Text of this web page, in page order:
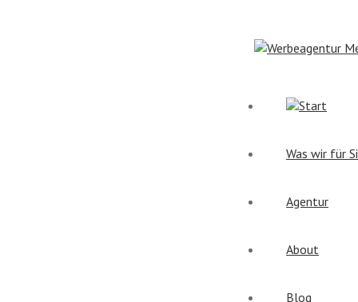
Start
Was wir für
Agentur
About
Blog